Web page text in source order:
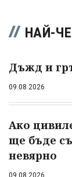
НАЙ-
Дъжд и
09.08.2026
Ако
ще бъде
невярно